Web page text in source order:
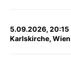
5.09.2026, 20:15
Karlskirche, Wien